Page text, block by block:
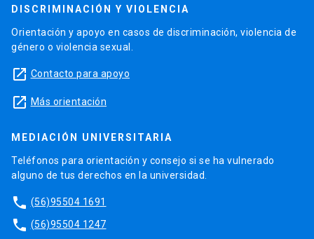
DISCRIMINACIÓN Y VIOLENCIA
Orientación y apoyo en casos de discriminación, violencia de
género o violencia sexual.
launch Contacto para apoyo
launch Más orientación
MEDIACIÓN UNIVERSITARIA
Teléfonos para orientación y consejo si se ha vulnerado
alguno de tus derechos en la universidad.
phone (56)95504 1691
phone (56)95504 1247